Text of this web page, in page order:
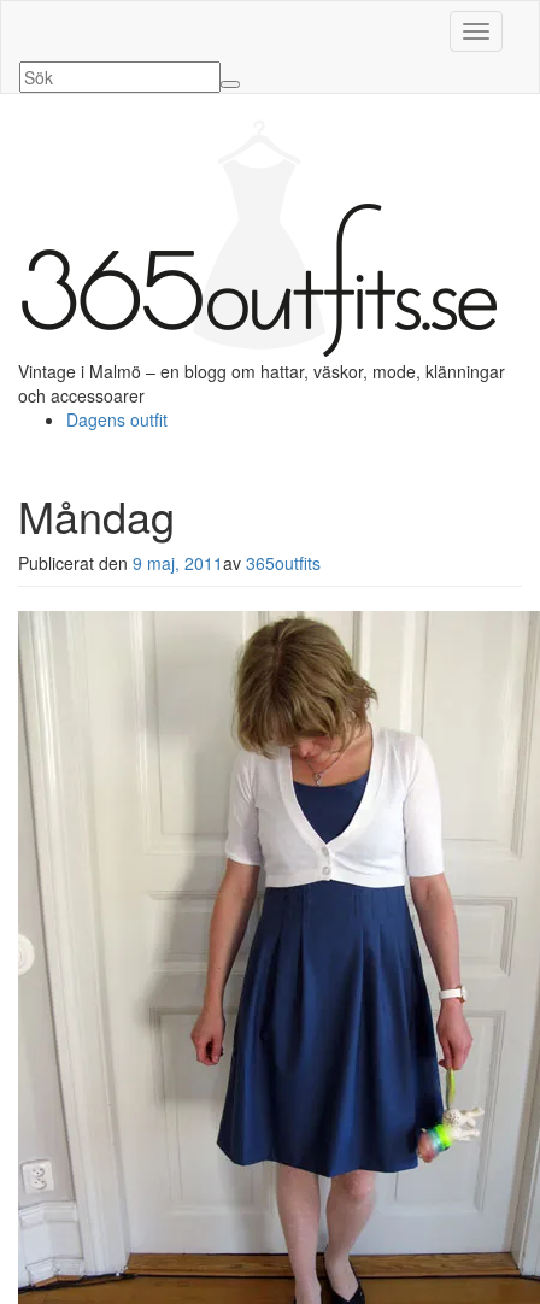
Slå på/
Vintage i Malmö – en blogg om hattar, väskor, mode, klänningar
och accessoarer
Dagens outfit
Måndag
Publicerat den 9 maj, 2011av 365outfits